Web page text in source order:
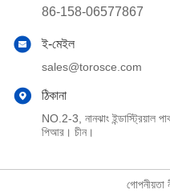
86-158-06577867
ই-মেইল
sales@torosce.com
ঠিকানা
NO.2-3, নানঝাং ইন্ডাস্ট্রিয়াল
পিআর। চীন।
গোপনীয়তা